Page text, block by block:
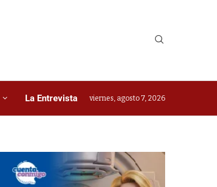
La Entrevista viernes, agosto 7, 2026